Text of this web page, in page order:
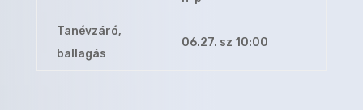
Tanévzáró,
ballagás
06.27. sz 10:00